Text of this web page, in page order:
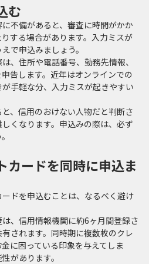
む
不備があると、審査に時間がかか
する場合があります。入力ミスが
で申込みましょう。
、住所や電話番号、勤務先情報、
告します。近年はオンラインでの
手軽な分、入力ミスが起きやすい
、信用のおけない人物だと判断さ
くなります。申込みの際は、必ず
カードを同時に申込ま
ドを申込むことは、なるべく避け
、信用情報機関に約6ヶ月間登録さ
されます。同時期に複数枚のクレ
に困っている印象を与えてしま
があります。